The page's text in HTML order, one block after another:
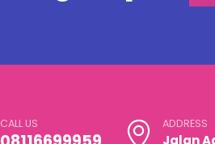
CALL US ADDRESS
Jalan